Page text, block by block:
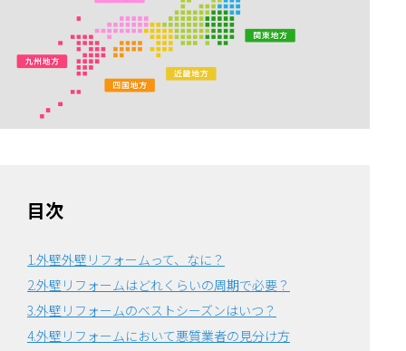
目次
1.外壁外壁リフォームって、なに？
2.外壁リフォームはどれくらいの周期で必要？
3.外壁リフォームのベストシーズンはいつ？
4.外壁リフォームにおいて悪質業者の見分け方